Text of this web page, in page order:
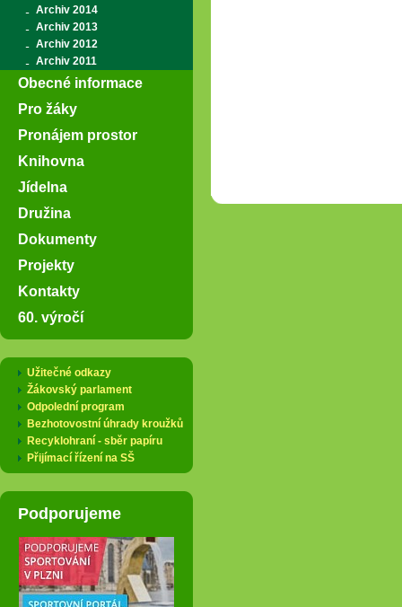
Archiv 2014
Archiv 2013
Archiv 2012
Archiv 2011
Obecné informace
Pro žáky
Pronájem prostor
Knihovna
Jídelna
Družina
Dokumenty
Projekty
Kontakty
60. výročí
Užitečné odkazy
Žákovský parlament
Odpolední program
Bezhotovostní úhrady kroužků
Recyklohraní - sběr papíru
Přijímací řízení na SŠ
Podporujeme